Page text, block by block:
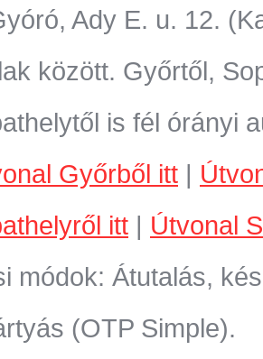
Ady E. u. 12.
között. Győrtől,
is fél órányi
Győrből itt |
itt | Útvonal
módok: Átutalás,
(OTP Simple).